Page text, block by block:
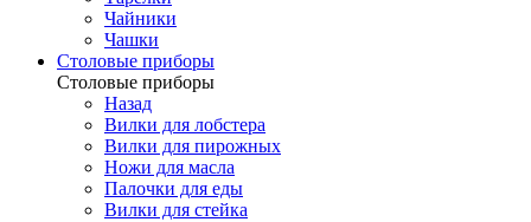
Чайники
Чашки
Cтоловые приборы
Cтоловые приборы
Назад
Вилки для лобстера
Вилки для пирожных
Ножи для масла
Палочки для еды
Вилки для стейка